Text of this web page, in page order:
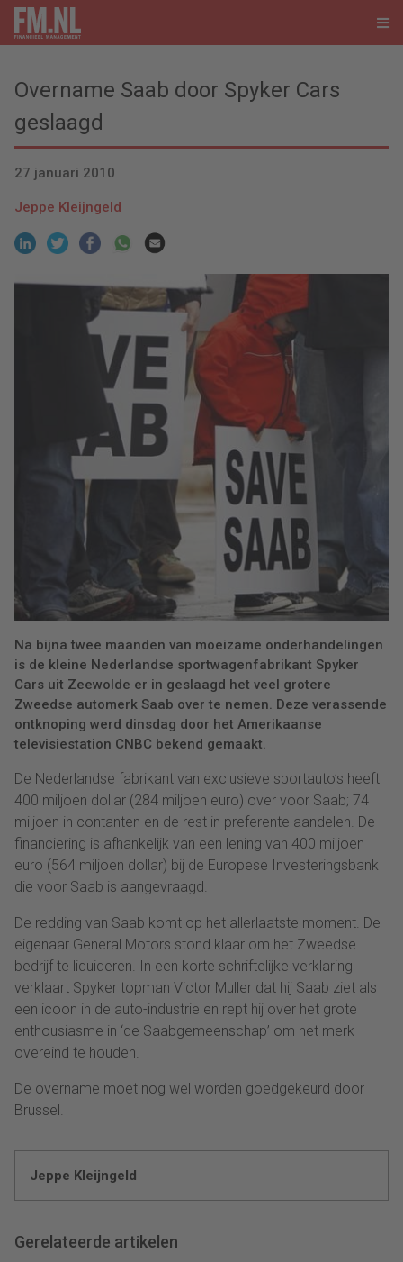
Overname Saab door Spyker Cars
geslaagd
27 januari 2010
Jeppe Kleijngeld
Na bijna twee maanden van moeizame onderhandelingen
is de kleine Nederlandse sportwagenfabrikant Spyker
Cars uit Zeewolde er in geslaagd het veel grotere
Zweedse automerk Saab over te nemen. Deze verassende
ontknoping werd dinsdag door het Amerikaanse
televisiestation CNBC bekend gemaakt.
De Nederlandse fabrikant van exclusieve sportauto’s heeft
400 miljoen dollar (284 miljoen euro) over voor Saab; 74
miljoen in contanten en de rest in preferente aandelen. De
financiering is afhankelijk van een lening van 400 miljoen
euro (564 miljoen dollar) bij de Europese Investeringsbank
die voor Saab is aangevraagd.
De redding van Saab komt op het allerlaatste moment. De
eigenaar General Motors stond klaar om het Zweedse
bedrijf te liquideren. In een korte schriftelijke verklaring
verklaart Spyker topman Victor Muller dat hij Saab ziet als
een icoon in de auto-industrie en rept hij over het grote
enthousiasme in ‘de Saabgemeenschap’ om het merk
overeind te houden.
De overname moet nog wel worden goedgekeurd door
Brussel.
Jeppe Kleijngeld
Gerelateerde artikelen